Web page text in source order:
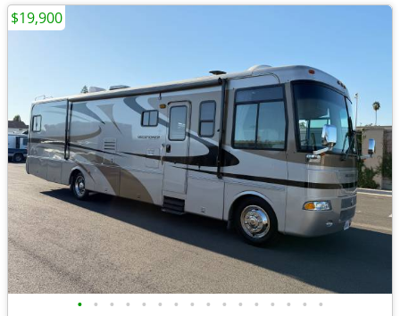
• • • • • • • • • • • • • • • •
$19,900